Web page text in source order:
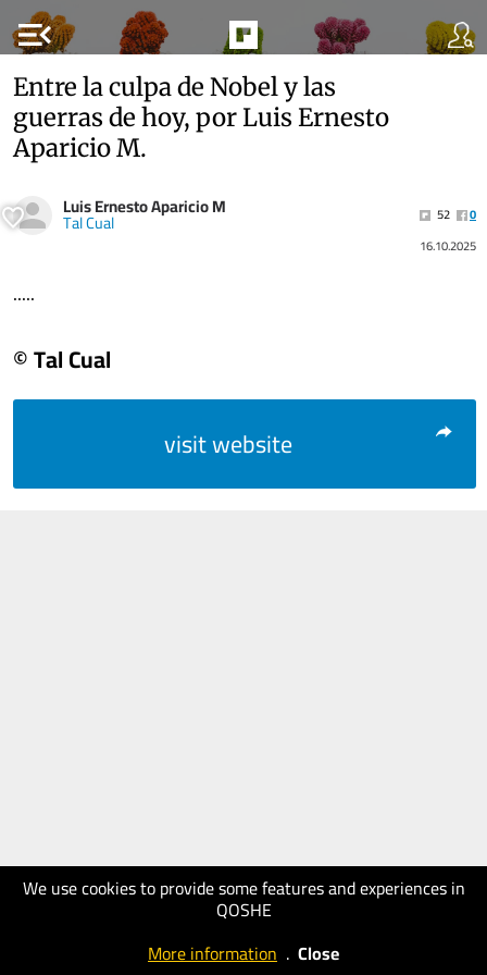
menu_open
We use cookies to provide some features and experiences in
QOSHE
More information . Close
Entre la culpa de Nobel y las
guerras de hoy, por Luis Ernesto
Aparicio M.
Luis Ernesto Aparicio M
Tal Cual 52
0
16.10.2025
.....
© Tal Cual
visit website